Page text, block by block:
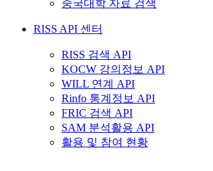
중국대학 자료 검색
RISS API 센터
RISS 검색 API
KOCW 강의정보 API
WILL 연계 API
Rinfo 통계정보 API
FRIC 검색 API
SAM 분석활용 API
활용 및 참여 현황